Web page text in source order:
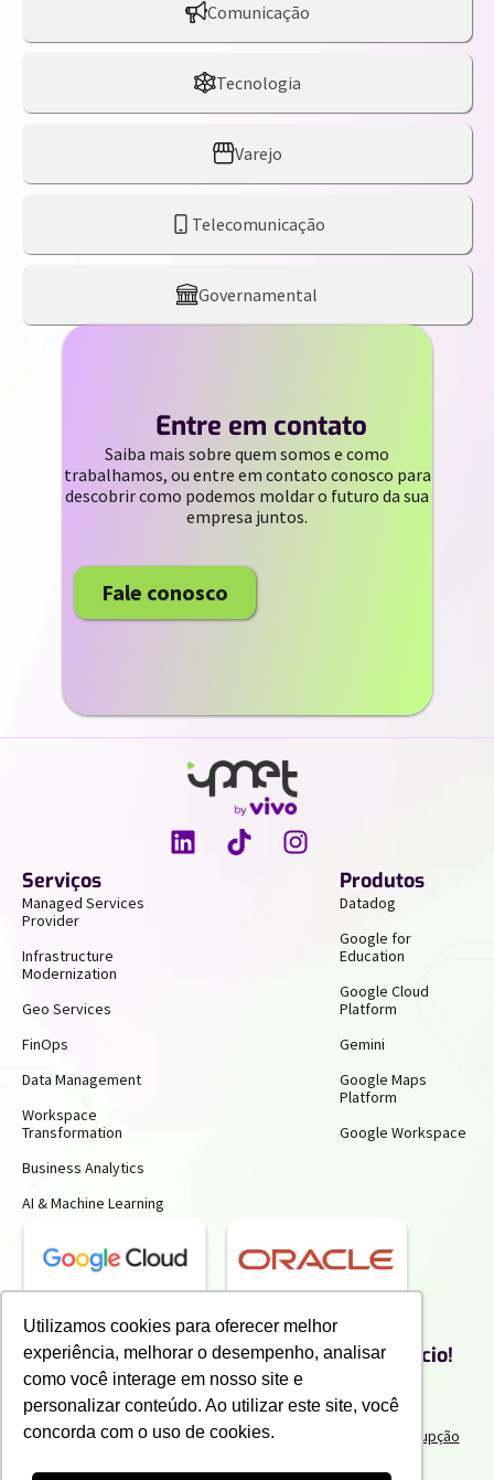
Utilizamos cookies para oferecer melhor
experiência, melhorar o desempenho, analisar
como você interage em nosso site e
personalizar conteúdo. Ao utilizar este site, você
concorda com o uso de cookies.
Comunicação
Tecnologia
Varejo
Telecomunicação
Governamental
Entre em contato
Saiba mais sobre quem somos e como
trabalhamos, ou entre em contato conosco para
descobrir como podemos moldar o futuro da sua
empresa juntos.
Fale conosco
Serviços
Managed Services
Provider
Infrastructure
Modernization
Geo Services
FinOps
Data Management
Workspace
Transformation
Business Analytics
AI & Machine Learning
Produtos
Datadog
Google for
Education
Google Cloud
Platform
Gemini
Google Maps
Platform
Google Workspace
Receba insights gratuitos e gere mais
produtividade e economia para o seu negócio!
Inscreva-se para receber nossos conteúdos exclusivos.
Termos de uso e Politicas de Privacidade
Politicas Anticorrupção
Portal do ClienteCanal de DenunciaTrabalhe Conosco